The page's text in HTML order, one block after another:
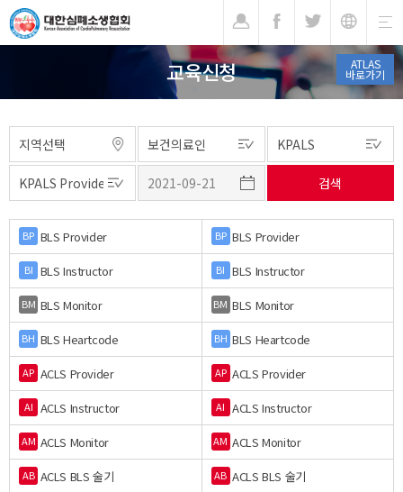
ATLAS
바로가기
교육신청
BP BLS Provider BP BLS Provider
BI BLS Instructor BI BLS Instructor
BM BLS Monitor BM BLS Monitor
BH BLS Heartcode BH BLS Heartcode
AP ACLS Provider AP ACLS Provider
AI ACLS Instructor AI ACLS Instructor
AM ACLS Monitor AM ACLS Monitor
AB ACLS BLS 술기 AB ACLS BLS 술기